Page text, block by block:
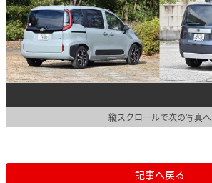
縦スクロールで次の写真へ
記事へ戻る